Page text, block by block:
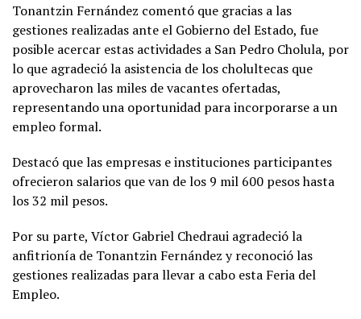
Tonantzin Fernández comentó que gracias a las
gestiones realizadas ante el Gobierno del Estado, fue
posible acercar estas actividades a San Pedro Cholula, por
lo que agradeció la asistencia de los cholultecas que
aprovecharon las miles de vacantes ofertadas,
representando una oportunidad para incorporarse a un
empleo formal.
Destacó que las empresas e instituciones participantes
ofrecieron salarios que van de los 9 mil 600 pesos hasta
los 32 mil pesos.
Por su parte, Víctor Gabriel Chedraui agradeció la
anfitrionía de Tonantzin Fernández y reconoció las
gestiones realizadas para llevar a cabo esta Feria del
Empleo.